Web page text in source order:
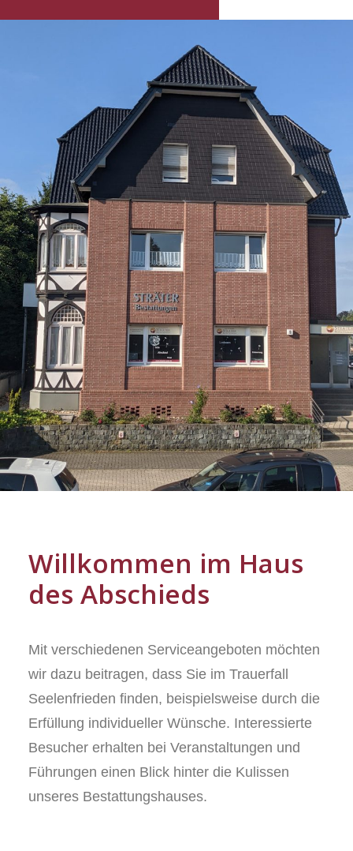
Willkommen im Haus
des Abschieds
Mit verschiedenen Serviceangeboten möchten
wir dazu beitragen, dass Sie im Trauerfall
Seelenfrieden finden, beispielsweise durch die
Erfüllung individueller Wünsche. Interessierte
Besucher erhalten bei Veranstaltungen und
Führungen einen Blick hinter die Kulissen
unseres Bestattungshauses.